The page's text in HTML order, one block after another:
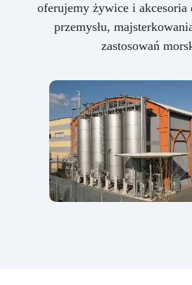
oferujemy żywice i akcesoria
przemysłu,
zastosowań